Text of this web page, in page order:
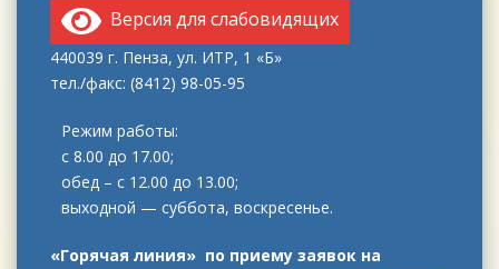
Версия для слабовидящих
440039 г. Пенза, ул. ИТР, 1 «Б»
тел./факс: (8412) 98-05-95
Режим работы:
с 8.00 до 17.00;
обед – с 12.00 до 13.00;
выходной — суббота, воскресенье.
«Горячая линия» по приему заявок на